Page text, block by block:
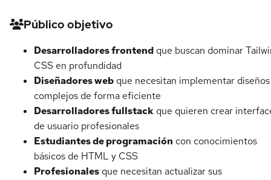
Detalles del curso
Público objetivo
Desarrolladores frontend que buscan dominar
CSS en profundidad
Diseñadores web que necesitan implementar diseños
complejos de forma eficiente
Desarrolladores fullstack que quieren crear
de usuario profesionales
Estudiantes de programación con conocimientos
básicos de HTML y CSS
Profesionales que necesitan actualizar sus